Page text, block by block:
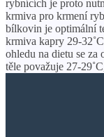
rybnících je proto
krmiva pro krmení
bílkovin je optimální
krmiva kapry 29-
ohledu na dietu se
těle považuje 27-